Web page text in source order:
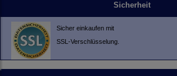
Sicherheit
Sicher einkaufen mit
SSL-Verschlüsselung.